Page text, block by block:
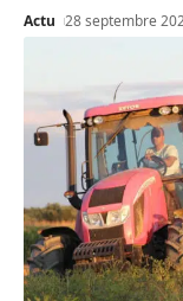
Actu 28 septembre